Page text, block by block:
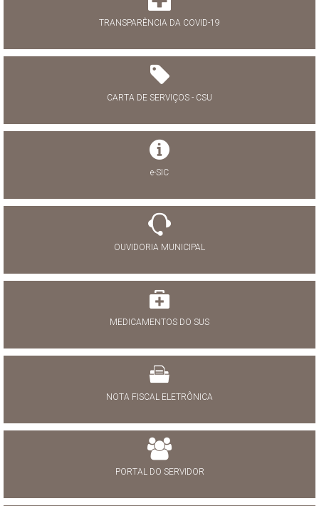
TRANSPARÊNCIA DA COVID-19
CARTA DE SERVIÇOS - CSU
e-SIC
OUVIDORIA MUNICIPAL
MEDICAMENTOS DO SUS
NOTA FISCAL ELETRÔNICA
PORTAL DO SERVIDOR